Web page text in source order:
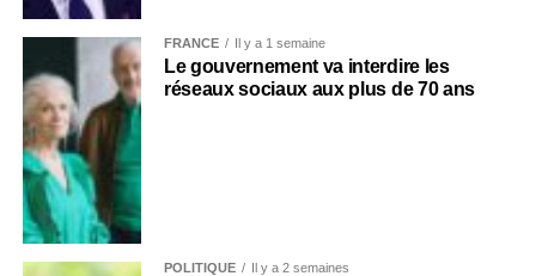
FRANCE Il y a 1 semaine
Le gouvernement va interdire les
réseaux sociaux aux plus de 70 ans
POLITIQUE Il y a 2 semaines